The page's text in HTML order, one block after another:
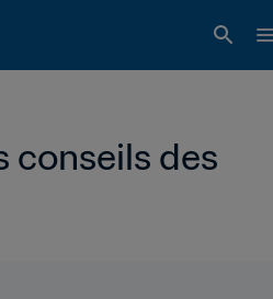
conseils des